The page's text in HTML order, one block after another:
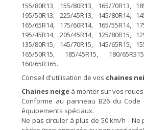
155/80R13, 155/80R13, 165/70R13,
195/50R13, 225/45R13, 145/80R14,
165/65R14, 175/60R14, 165/55R14,
195/45R14, 205/45R14, 125/80R15,
135/80R15, 145/70R15, 145/65R15,
165/50R15, 185/45R15, 180/
160/65R365.
Conseil d'utilisation de vos chaines
Chaines neige à monter sur vos
Conforme au panneau B26 du
équipements spéciaux.
Ne pas circuler à plus de 50 km/h -